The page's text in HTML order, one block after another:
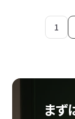
1
まず